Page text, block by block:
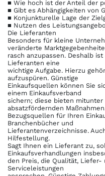
■ Wie hoch ist der Anteil der
■ Gibt es Abhängigkeiten von
■ Konjunkturelle Lage der
■ Nutzen des
Die Lieferanten
Besonders für kleine
veränderte
rasch anzupassen. Deshalb
Lieferanten eine
wichtige Aufgabe. Hierzu
aufzuspüren. Günstige
Einkaufsquellen können Sie
einem Einkaufsverband
sichern; diese bieten mitunter
absatzfördernden
Bezugsquellen für Ihren
Branchenbücher und
Lieferantenverzeichnisse.
Hilfestellung.
Sagt Ihnen ein Lieferant zu,
Einkaufsverhandlungen
den Preis, die Qualität, Liefer-
Serviceleistungen